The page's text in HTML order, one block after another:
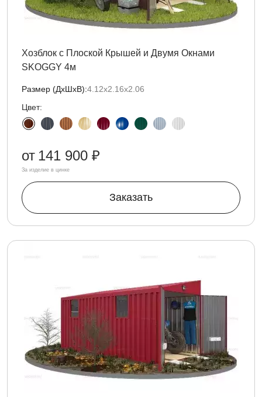
Хозблок с Плоской Крышей и Двумя Окнами
SKOGGY 4м
Размер (ДxШxВ):4.12х2.16х2.06
Цвет:
от 141 900 ₽
За изделие в цинке
Заказать